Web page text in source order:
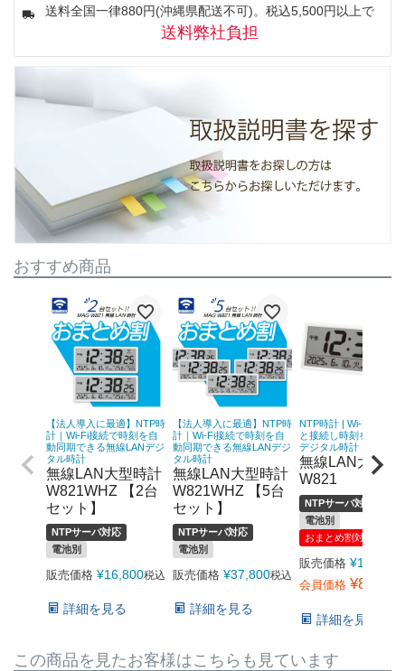
送料全国一律880円(沖縄県配送不可)。税込5,500円以上で
送料弊社負担
おすすめ商品
【法人導入に最適】NTP時
計｜Wi-Fi接続で時刻を自
動同期できる無線LANデジ
タル時計
無線LAN大型時計
W821WHZ 【2台
セット】
NTPサーバ対応
電池別
販売価格 ¥16,800税込
詳細を見る
【法人導入に最適】NTP時
計｜Wi-Fi接続で時刻を自
動同期できる無線LANデジ
タル時計
無線LAN大型時計
W821WHZ 【5台
セット】
NTPサーバ対応
電池別
販売価格 ¥37,800税込
詳細を見る
NTP時計 | Wi-Fiでネッ
と接続し時刻を同期で
デジタル時計
無線LAN大型時
W821
NTPサーバ対応
電池別
おまとめ割対象
販売価格 ¥12,540
会員価格 ¥8,778
詳細を見る
この商品を見たお客様はこちらも見ています